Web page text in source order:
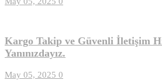
Kargo Takip ve Güvenli İletişim
Yanınızdayız.
May 05, 2025 0